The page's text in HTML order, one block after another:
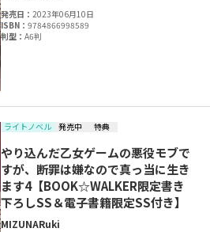
発売日：2023年06月10日
ISBN：9784866998589
判型：A6判
ライトノベル 発売中 特典
やり込んだ乙女ゲームの悪役モブで
すが、断罪は嫌なので真っ当に生き
ます4【BOOK☆WALKER限定書き
下ろしSS＆電子書籍限定SS付き】
MIZUNARuki